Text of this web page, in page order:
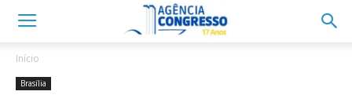
Início
Brasília